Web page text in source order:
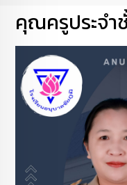
คุณครูประจำ